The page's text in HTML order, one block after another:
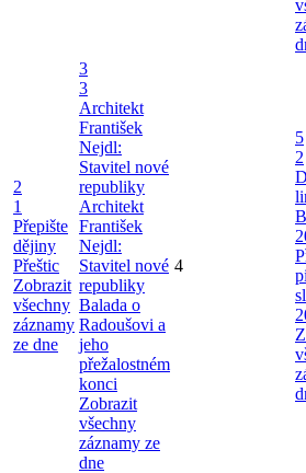
2
1
Přepište
dějiny
Přeštic
Zobrazit
všechny
záznamy
ze dne
3
3
Architekt
František
Nejdl:
Stavitel nové
republiky
Architekt
František
Nejdl:
Stavitel nové
republiky
Balada o
Radoušovi a
jeho
přežalostném
konci
Zobrazit
všechny
záznamy ze
dne
4
5
2